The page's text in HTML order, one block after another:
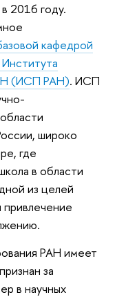
2016 году.
кафедрой
(ИСП РАН). ИСП
широко
где
в области
из целей
привлечение
РАН имеет
за
в научных